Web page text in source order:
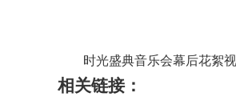
时光盛典音乐会幕后花絮视
相关链接：